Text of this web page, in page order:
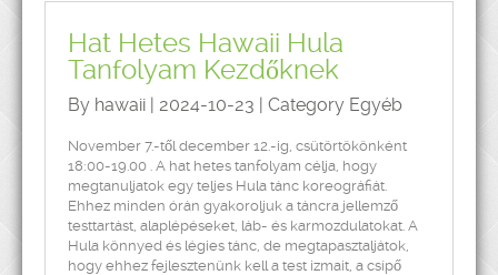
Hat Hetes Hawaii Hula
Tanfolyam Kezdőknek
By hawaii | 2024-10-23 | Category Egyéb
November 7.-től december 12.-ig, csütörtökönként
18:00-19.00 . A hat hetes tanfolyam célja, hogy
megtanuljatok egy teljes Hula tánc koreográfiát.
Ehhez minden órán gyakoroljuk a táncra jellemző
testtartást, alaplépéseket, láb- és karmozdulatokat. A
Hula könnyed és légies tánc, de megtapasztaljátok,
hogy ehhez fejlesztenünk kell a test izmait, a csípő